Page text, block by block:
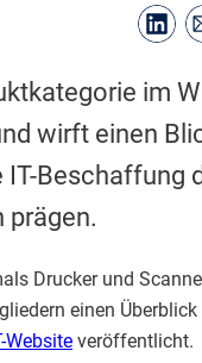
im
wirft einen
IT-Beschaffung
prägen.
Drucker und
einen Überblick
Website veröffentlicht.